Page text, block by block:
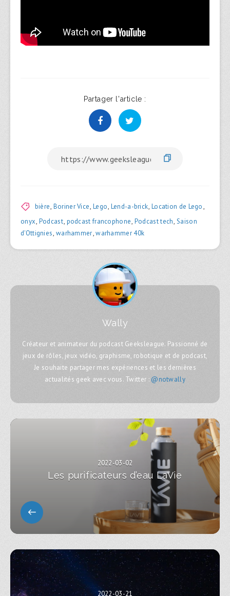
Partager l'article :
bière, Boriner Vice, Lego, Lend-a-brick, Location de Lego,
onyx, Podcast, podcast francophone, Podcast tech,Saison
d'Ottignies, warhammer,warhammer 40k
Wally
Créateur et animateur du podcast Geeksleague. Passionné de
jeux de rôles, jeux vidéo, graphisme, robotique et de podcast,
Je souhaite partager mes expériences et les dernières
actualités geek avec vous. Twitter : @notwally
2022-03-02
Les purificateurs d’eau LaVie
2022-03-21